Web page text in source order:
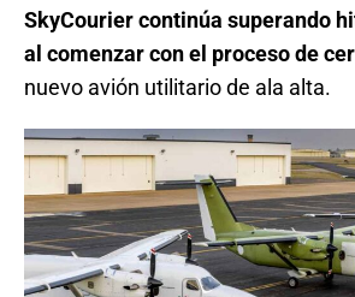
SkyCourier continúa superando
al comenzar con el proceso de
nuevo avión utilitario de ala alta.